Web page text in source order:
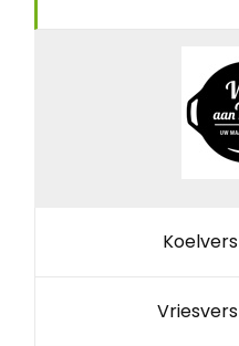
Koelvers
Vriesvers